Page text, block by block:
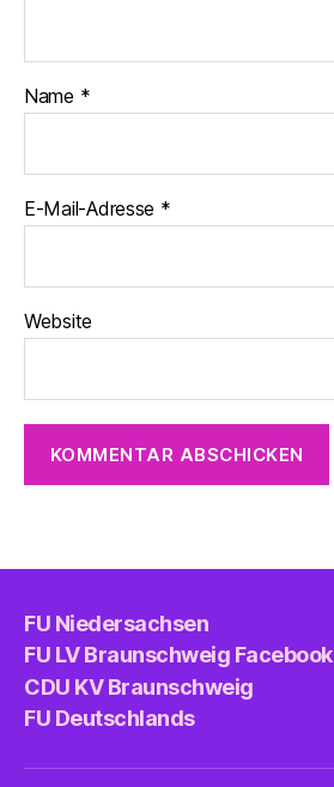
Name *
E-Mail-Adresse *
Website
FU Niedersachsen
FU LV Braunschweig Facebook
CDU KV Braunschweig
FU Deutschlands